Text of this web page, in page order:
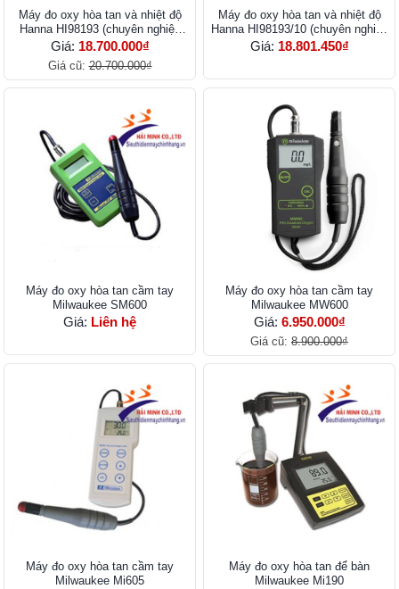
Máy đo oxy hòa tan và nhiệt độ
Hanna HI98193 (chuyên nghiệp
cáp 4m)
Giá: 18.700.000₫
Giá cũ:20.700.000₫
Máy đo oxy hòa tan và nhiệt độ
Hanna HI98193/10 (chuyên nghiệp
cáp 4m)
Giá: 18.801.450₫
Máy đo oxy hòa tan cầm tay
Milwaukee SM600
Giá: Liên hệ
Máy đo oxy hòa tan cầm tay
Milwaukee MW600
Giá: 6.950.000₫
Giá cũ: 8.900.000₫
Máy đo oxy hòa tan cầm tay
Milwaukee Mi605
Máy đo oxy hòa tan để bàn
Milwaukee Mi190